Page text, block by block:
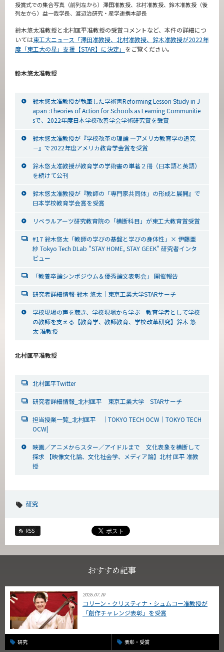
授賞式での集合写真（前列左から）澤田准教授、北村准教授、鈴木准教授（後
列左から）益一哉学長、渡辺治研究・産学連携本部長
鈴木悠太准教授と北村匡平准教授の受賞コメントなど、本件の詳細につ
いては東工大ニュース「澤田准教授、北村准教授、鈴木准教授が2022年
度「東工大の星」支援【STAR】に決定」 をご覧ください。
鈴木悠太准教授
鈴木悠太准教授が執筆した学術書Reforming Lesson Study in J
apan :Theories of Action for Schools as Learning Communitie
sで、2022年度日本学校改善学会学術研究賞を受賞
鈴木悠太准教授が『学校改革の理論 ―アメリカ教育学の追究
－』で2022年度アメリカ教育学会賞を受賞
鈴木悠太准教授が教育学の学術書の単著２冊（日本語と英語）
を続けて公刊
鈴木悠太准教授が『教師の「専門家共同体」の形成と展開』で
日本学校教育学会賞を受賞
リベラルアーツ研究教育院の「横断科目」が東工大教育賞受賞
#17 鈴木悠太「教師の学びの基盤と学びの身体性」× 伊藤亜
紗 Tokyo Tech DLab "STAY HOME, STAY GEEK" 研究者インタ
ビュー
「教養卒論シンポジウム＆優秀論文表彰会」 開催報告
研究者詳細情報-鈴木 悠太｜東京工業大学STARサーチ
学校現場の声を聴き、学校現場から学ぶ 教育学者として学校
の教師を支える【教育学、教師教育、学校改革研究】鈴木 悠
太 准教授
北村匡平准教授
北村匡平Twitter
研究者詳細情報_北村匡平 東京工業大学 STARサーチ
担当授業一覧_北村匡平 ｜TOKYO TECH OCW｜TOKYO TECH
OCW|
映画／アニメからスター／アイドルまで 文化表象を横断して
探求 【映像文化論、文化社会学、メディア論】北村 匡平 准教
授
研究
RSS
おすすめ記事
2026.07.10
コリーン・クリスティナ・シュムコー准教授が
「創作チャレンジ表彰」を受賞
研究 表彰・受賞